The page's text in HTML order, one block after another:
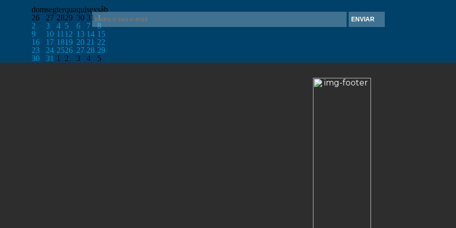
domsegterquaquisexsáb
26
27 2829 30 31 1
2
3 4 5 6 7
8
9
10 11 12 13 14 15
16
17 1819 20 21 22
23
24 2526 27 28 29
30
31 1 2 3 4 5
ENVIAR